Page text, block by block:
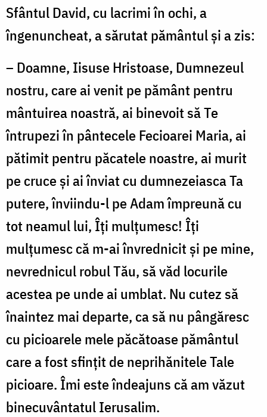
Sfântul David, cu lacrimi în ochi, a
îngenuncheat, a sărutat pământul şi a zis:
– Doamne, Iisuse Hristoase, Dumnezeul
nostru, care ai venit pe pământ pentru
mântuirea noastră, ai binevoit să Te
întrupezi în pântecele Fecioarei Maria, ai
pătimit pentru păcatele noastre, ai murit
pe cruce şi ai înviat cu dumnezeiasca Ta
putere, înviindu-l pe Adam împreună cu
tot neamul lui, Îţi mulţumesc! Îţi
mulţumesc că m-ai învrednicit şi pe mine,
nevrednicul robul Tău, să văd locurile
acestea pe unde ai umblat. Nu cutez să
înaintez mai departe, ca să nu pângăresc
cu picioarele mele păcătoase pământul
care a fost sfinţit de neprihănitele Tale
picioare. Îmi este îndeajuns că am văzut
binecuvântatul Ierusalim.